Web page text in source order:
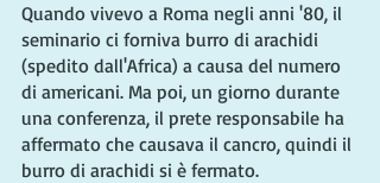
Quando vivevo a Roma negli anni '80, il
seminario ci forniva burro di arachidi
(spedito dall'Africa) a causa del numero
di americani. Ma poi, un giorno durante
una conferenza, il prete responsabile ha
affermato che causava il cancro, quindi il
burro di arachidi si è fermato.